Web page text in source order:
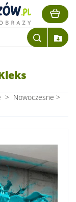
> Nowoczesne >